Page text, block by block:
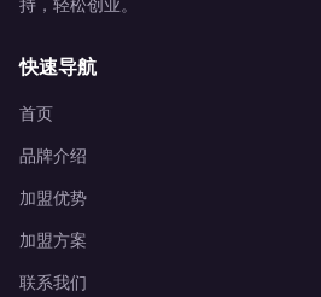
快速导航
首页
品牌介绍
加盟优势
加盟方案
联系我们